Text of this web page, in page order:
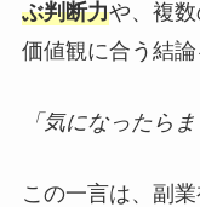
ぶ判断力や、複
価値観に合う結論
「気になったら
この一言は、副